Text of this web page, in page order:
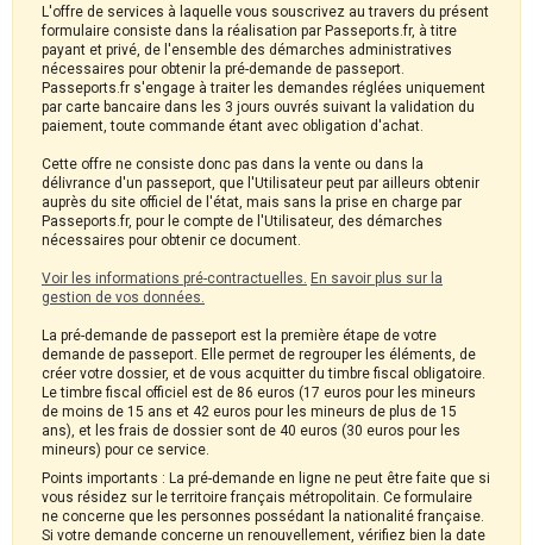
L'offre de services à laquelle vous souscrivez au travers du présent
formulaire consiste dans la réalisation par Passeports.fr, à titre
payant et privé, de l'ensemble des démarches administratives
nécessaires pour obtenir la pré-demande de passeport.
Passeports.fr s'engage à traiter les demandes réglées uniquement
par carte bancaire dans les 3 jours ouvrés suivant la validation du
paiement, toute commande étant avec obligation d'achat.
Cette offre ne consiste donc pas dans la vente ou dans la
délivrance d'un passeport, que l'Utilisateur peut par ailleurs obtenir
auprès du site officiel de l'état, mais sans la prise en charge par
Passeports.fr, pour le compte de l'Utilisateur, des démarches
nécessaires pour obtenir ce document.
Voir les informations pré-contractuelles. En savoir plus sur la
gestion de vos données.
La pré-demande de passeport est la première étape de votre
demande de passeport. Elle permet de regrouper les éléments, de
créer votre dossier, et de vous acquitter du timbre fiscal obligatoire.
Le timbre fiscal officiel est de 86 euros (17 euros pour les mineurs
de moins de 15 ans et 42 euros pour les mineurs de plus de 15
ans), et les frais de dossier sont de 40 euros (30 euros pour les
mineurs) pour ce service.
Points importants : La pré-demande en ligne ne peut être faite que si
vous résidez sur le territoire français métropolitain. Ce formulaire
ne concerne que les personnes possédant la nationalité française.
Si votre demande concerne un renouvellement, vérifiez bien la date